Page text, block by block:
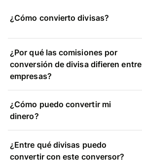
¿Cómo convierto divisas?
¿Por qué las comisiones por
conversión de divisa difieren entre
empresas?
¿Cómo puedo convertir mi
dinero?
¿Entre qué divisas puedo
convertir con este conversor?